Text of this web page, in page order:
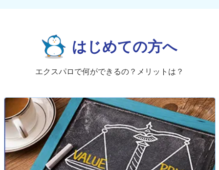
はじめての方へ
エクスパロで何ができるの？メリットは？